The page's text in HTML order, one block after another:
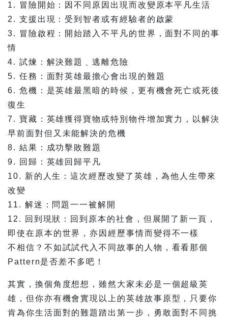
1. 冒險開始：因不同原因出現而改變原本平凡生活
2. 支援出現：受到智者或有經驗者的啟蒙
3. 冒險啟程：開始踏入不平凡的世界，面對不同的事
情
4. 試煉：解決難題﹑逃離危險
5. 任務：面對英雄最擔心會出現的難題
6. 危機：是英雄最黑暗的時候，更有機會死亡或死後
復生
7. 寶藏：英雄獲得寶物或特別物件增加實力，以解決
早前面對但又未能解決的危機
8. 結果：成功擊敗難題
9. 回歸：英雄回歸平凡
10. 新的人生：這次經歷改變了英雄，為他人生帶來
改變
11. 解迷：問題一一被解開
12. 回到現狀：回到原本的社會，但展開了新一頁，
即使在原本的世界，亦因經歷事情而變得不一樣
不相信？不如試試代入不同故事的人物，看看那個
Pattern是否差不多吧！
其實，換個角度想想，雖然大家未必是一個超級英
雄，但你亦有機會實現以上的英雄故事原型，只要你
肯為你生活面對的難題踏出第一步，勇敢面對不同挑